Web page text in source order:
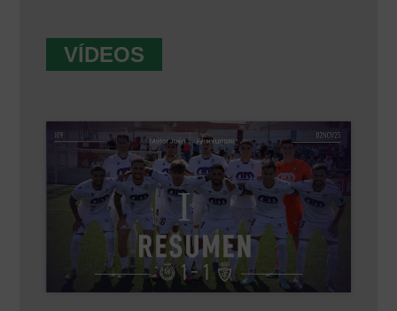
VÍDEOS
Haz clic para aceptar cookies de marketing
y permitir este contenido